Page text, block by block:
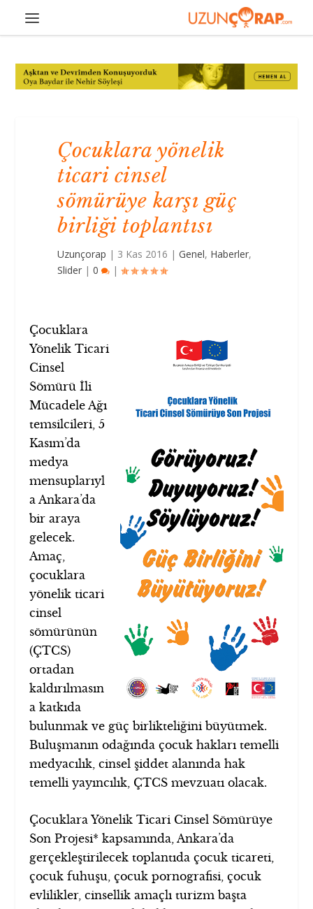
Çocuklara yönelik
ticari cinsel
sömürüye karşı güç
birliği toplantısı
Uzunçorap | 3 Kas 2016 |Genel, Haberler,
Slider |0 |
Çocuklara
Yönelik Ticari
Cinsel
Sömürü İli
Mücadele Ağı
temsilcileri, 5
Kasım’da
medya
mensuplarıyl
a Ankara’da
bir araya
gelecek.
Amaç,
çocuklara
yönelik ticari
cinsel
sömürünün
(ÇTCS)
ortadan
kaldırılmasın
a katkıda
bulunmak ve güç birlikteliğini büyütmek.
Buluşmanın odağında çocuk hakları temelli
medyacılık, cinsel şiddet alanında hak
temelli yayıncılık, ÇTCS mevzuatı olacak.
Çocuklara Yönelik Ticari Cinsel Sömürüye
Son Projesi* kapsamında, Ankara’da
gerçekleştirilecek toplantıda çocuk ticareti,
çocuk fuhuşu, çocuk pornografisi, çocuk
evlilikler, cinsellik amaçlı turizm başta